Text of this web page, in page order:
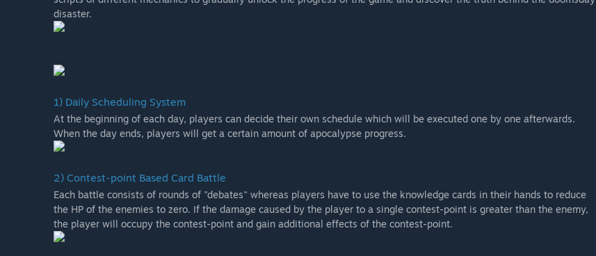
disaster.
1) Daily Scheduling System
At the beginning of each day, players can decide their own schedule which will be executed one by one afterwards.
When the day ends, players will get a certain amount of apocalypse progress.
2) Contest-point Based Card Battle
Each battle consists of rounds of "debates" whereas players have to use the knowledge cards in their hands to reduce
the HP of the enemies to zero. If the damage caused by the player to a single contest-point is greater than the enemy,
the player will occupy the contest-point and gain additional effects of the contest-point.